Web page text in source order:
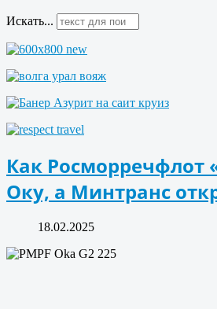
Искать...
Как Росморречфлот
Оку, а Минтранс
18.02.2025